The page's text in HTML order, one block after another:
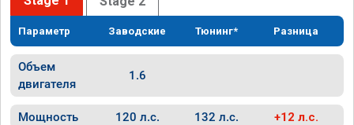
Параметр Заводские Тюнинг* Разница
Объем
двигателя
1.6
Мощность 120 л.с. 132 л.с. +12 л.с.